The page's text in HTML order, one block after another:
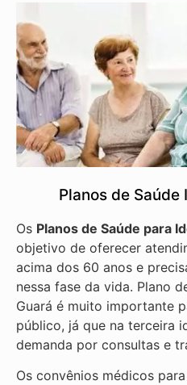
Planos de Saúde
Os Planos de Saúde para
objetivo de oferecer
acima dos 60 anos e
nessa fase da vida. Plano
Guará é muito importante
público, já que na terceira
demanda por consultas e
Os convênios médicos